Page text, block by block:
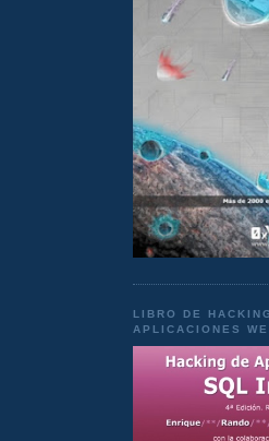
LIBRO DE
APLICACIONES